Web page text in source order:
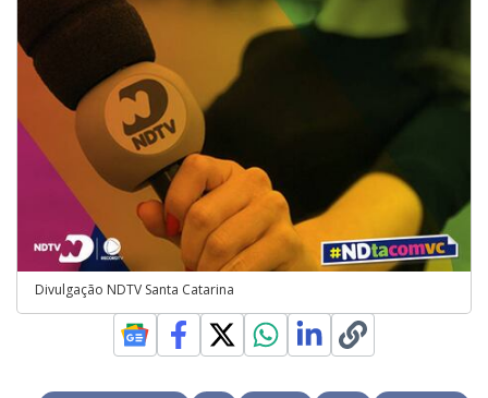
Divulgação NDTV Santa Catarina